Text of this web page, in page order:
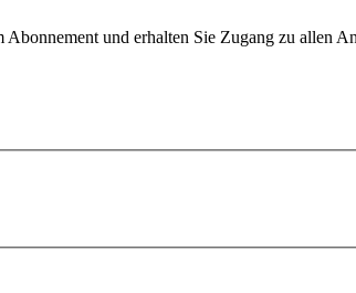
und erhalten Sie Zugang zu allen